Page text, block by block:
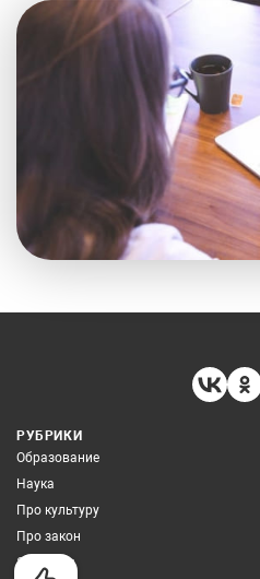
РУБРИКИ
Образование
Наука
Про культуру
Про закон
Экология